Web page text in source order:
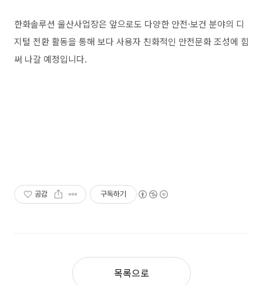
한화솔루션 울산사업장은 앞으로도 다양한 안전·보건 분야의 디
지털 전환 활동을 통해 보다 사용자 친화적인 안전문화 조성에 힘
써 나갈 예정입니다.
공감 구독하기
목록으로